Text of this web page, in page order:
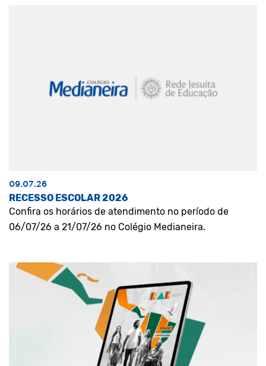
09.07.26
RECESSO ESCOLAR 2026
Confira os horários de atendimento no período de
06/07/26 a 21/07/26 no Colégio Medianeira.